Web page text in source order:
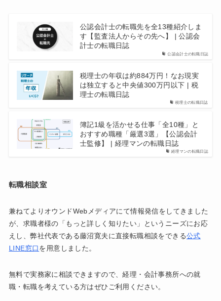
公認会計士の転職日誌
公認会計士の転職先を全13種紹介しま
す【監査法人からその先へ】 | 公認会
計士の転職日誌
税理士の転職日誌
税理士の年収は約884万円！なお現実
は独立すると中央値300万円以下 | 税
理士の転職日誌
経理マンの転職日誌
簿記1級を活かせる仕事「全10種」と
おすすめ職種「厳選3選」【公認会計
士監修】 | 経理マンの転職日誌
転職相談室
兼ねてよりオウンドWebメディアにて情報発信をしてきました
が、求職者様の「もっと詳しく知りたい」というニーズにお応
えし、弊社代表である藤沼寛夫に直接転職相談をできる公式
LINE窓口を用意しました。
無料で実務家に相談できますので、経理・会計事務所への就
職・転職を考えている方はぜひご利用ください。